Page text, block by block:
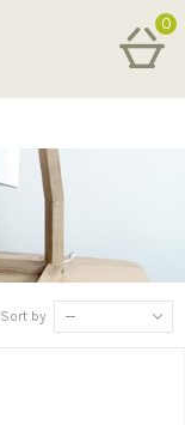
0
Sort by --